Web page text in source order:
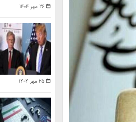
۲۶ مهر ۱۴۰۴
۲۵ مهر ۱۴۰۴